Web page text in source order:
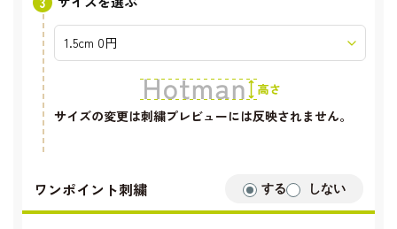
サイズの変更は刺繍プレビューには反映されません。
ワンポイント刺繍 する しない